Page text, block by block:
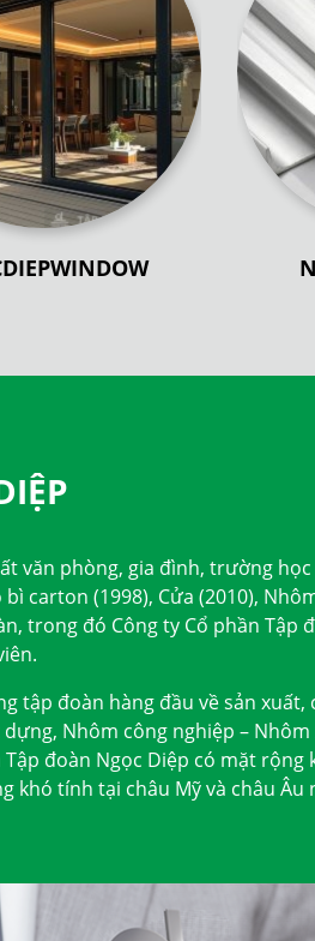
văn phòng, gia đình, trường
carton (1998), Cửa (2010),
trong đó Công ty Cổ phần Tập
tập đoàn hàng đầu về sản xuất,
Nhôm công nghiệp –
đoàn Ngọc Diệp có mặt rộng
tính tại châu Mỹ và châu Âu